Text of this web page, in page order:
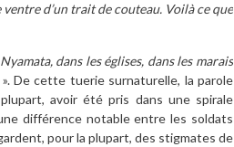
d’un trait de couteau. Voilà ce que
dans les églises, dans les marais
De cette tuerie surnaturelle, la parole
avoir été pris dans une spirale
différence notable entre les soldats
pour la plupart, des stigmates de